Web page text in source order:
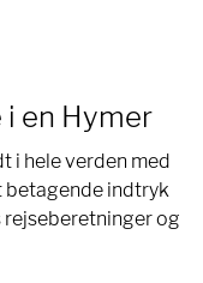
i en Hymer
i hele verden med
betagende indtryk
rejseberetninger og